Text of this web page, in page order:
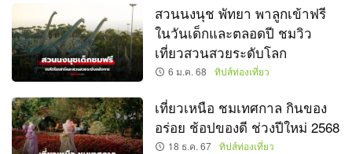
สวนนงนุช พัทยา พาลูกเข้าฟรี
ในวันเด็กและตลอดปี ชมวิว
เที่ยวสวนสวยระดับโลก
6 ม.ค. 68 ทิปส์ท่องเที่ยว
เที่ยวเหนือ ชมเทศกาล กินของ
อร่อย ช้อปของดี ช่วงปีใหม่ 2568
18 ธ.ค. 67 ทิปส์ท่องเที่ยว